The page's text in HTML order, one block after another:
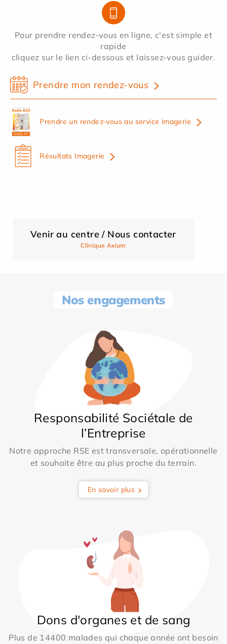
Pour prendre rendez-vous en ligne, c'est simple et
rapide
cliquez sur le lien ci-dessous et laissez-vous guider.
Prendre mon rendez-vous
Prendre un rendez-vous au service imagerie
Résultats Imagerie
Venir au centre / Nous contacter
Clinique Axium
Nos engagements
Responsabilité Sociétale de
l’Entreprise
Notre approche RSE est transversale, opérationnelle
et souhaite être au plus proche du terrain.
En savoir plus
Dons d'organes et de sang
Plus de 14400 malades qui chaque année ont besoin